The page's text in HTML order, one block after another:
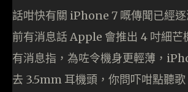
話咁快有關 iPhone 7 嘅傳聞已經
前有消息話 Apple 會推出 4 吋細芒
有消息指，為咗令機身更輕薄，
去 3.5mm 耳機頭，你問吓咁點聽歌